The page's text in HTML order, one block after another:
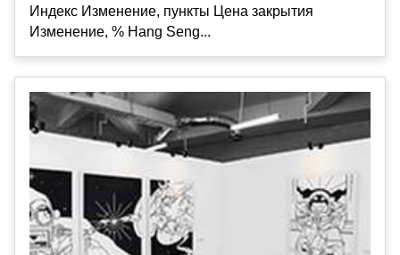
Индекс Изменение, пункты Цена закрытия
Изменение, % Hang Seng...